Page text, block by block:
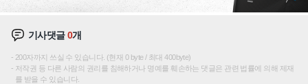
기사댓글0개
200자까지 쓰실 수 있습니다. (현재 0 byte / 최대 400byte)
저작권 등 다른 사람의 권리를 침해하거나 명예를 훼손하는 댓글은 관련 법률에 의해 제재
를 받을 수 있습니다.